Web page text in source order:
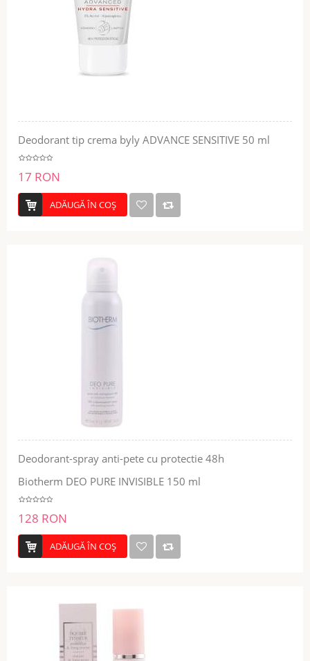
Deodorant tip crema byly ADVANCE SENSITIVE 50 ml
17 RON
ADĂUGĂ ÎN COŞ
Deodorant-spray anti-pete cu protectie 48h
Biotherm DEO PURE INVISIBLE 150 ml
128 RON
ADĂUGĂ ÎN COŞ